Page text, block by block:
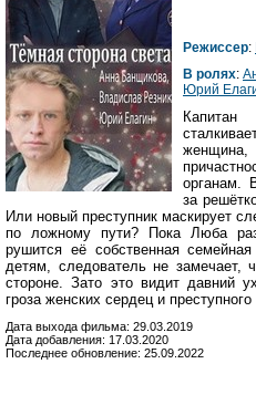
Режиссер:
В ролях:
Юрий
органам.
за
Или новый преступник маскирует
по ложному пути? Пока Люба
рушится её собственная
детям, следователь не замечает,
стороне. Зато это видит давний
гроза женских сердец и
Дата выхода фильма: 29.03.2019
Дата добавления: 17.03.2020
Последнее обновление: 25.09.2022